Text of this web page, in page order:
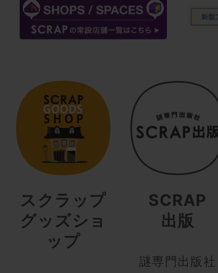
スクラップ
グッズショ
ップ
SCRAP
出版
謎専門出版社